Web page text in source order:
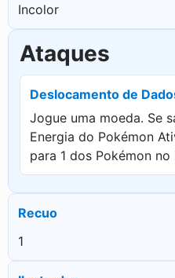
Incolor
Ataques
Deslocamento de
Jogue uma moeda. Se
Energia do Pokémon
para 1 dos Pokémon no
Recuo
1